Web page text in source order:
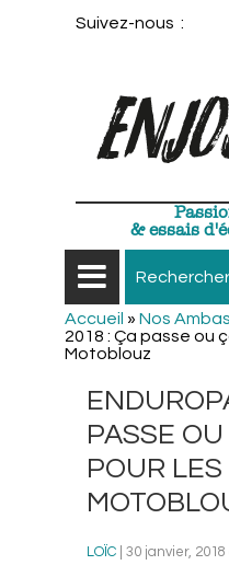
Suivez-nous :
& essais
Accueil » Nos
2018 : Ça passe ou
Motoblouz
PASSE
POUR
LOÏC | 30 janvier,